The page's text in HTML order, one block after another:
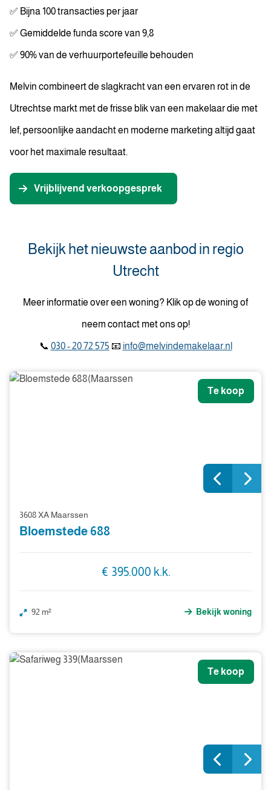
✅ Bijna 100 transacties per jaar
✅ Gemiddelde funda score van 9,8
✅ 90% van de verhuurportefeuille behouden
Melvin combineert de slagkracht van een ervaren rot in de
Utrechtse markt met de frisse blik van een makelaar die met
lef, persoonlijke aandacht en moderne marketing altijd gaat
voor het maximale resultaat.
Vrijblijvend verkoopgesprek
Bekijk het nieuwste aanbod in regio
Utrecht
Meer informatie over een woning? Klik op de woning of
neem contact met ons op!
📞 030 - 20 72 575 📧 info@melvindemakelaar.nl
Te koop
3608 XA Maarssen
Bloemstede 688
€ 395.000 k.k.
92 m² Bekijk woning
Te koop